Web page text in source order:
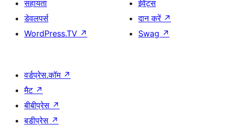
सहायता
डेवलपर्स
WordPress.TV ↗
ईवेंट्स
दान करें ↗
Swag ↗
वर्डप्रेस.कॉम ↗
मैट ↗
बीबीप्रेस ↗
बडीप्रेस ↗